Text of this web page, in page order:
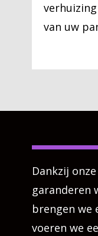
van uw
Dankzij
garanderen
brengen we
voeren we